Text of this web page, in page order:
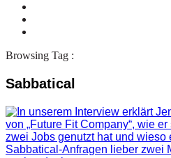
Browsing Tag :
Sabbatical